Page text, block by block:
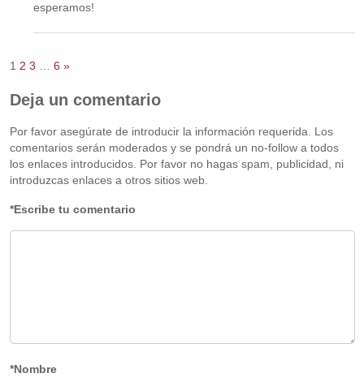
esperamos!
1 2 3 … 6 »
Deja un comentario
Por favor asegúrate de introducir la información requerida. Los
comentarios serán moderados y se pondrá un no-follow a todos
los enlaces introducidos. Por favor no hagas spam, publicidad, ni
introduzcas enlaces a otros sitios web.
*Escribe tu comentario
*Nombre